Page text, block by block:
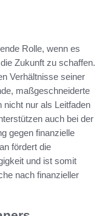
Rolle, wenn es
Zukunft zu schaffen.
Verhältnisse seiner
maßgeschneiderte
nicht nur als Leitfaden
auch bei der
gegen finanzielle
fördert die
und ist somit
nach finanzieller